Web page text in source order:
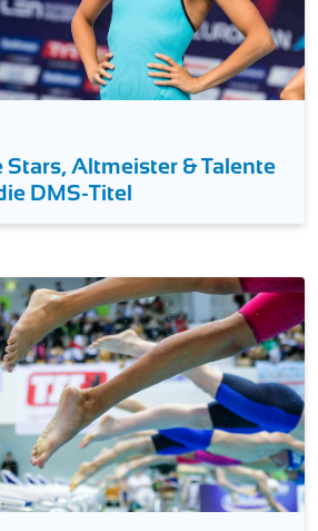
Altmeister & Talente
DMS-Titel